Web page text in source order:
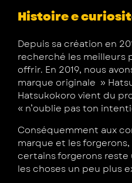
Histoire e
Depuis sa création en
recherché les meilleurs
offrir. En 2019, nous
marque originale »
Hatsukokoro vient du
« n’oublie pas ton
Conséquemment aux
marque et les
certains forgerons
les choses un peu plus